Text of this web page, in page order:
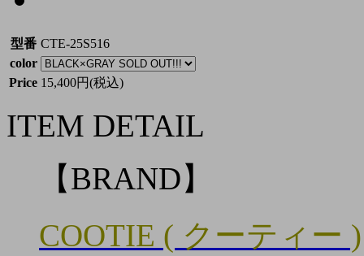
型番 CTE-25S516
color
Price 15,400円(税込)
ITEM DETAIL
【BRAND】
COOTIE ( クーティー )